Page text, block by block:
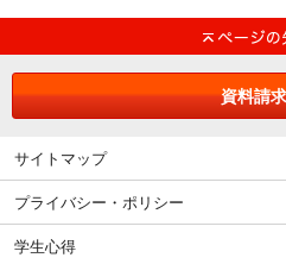
資料請求
サイトマップ
プライバシー・ポリシー
学生心得